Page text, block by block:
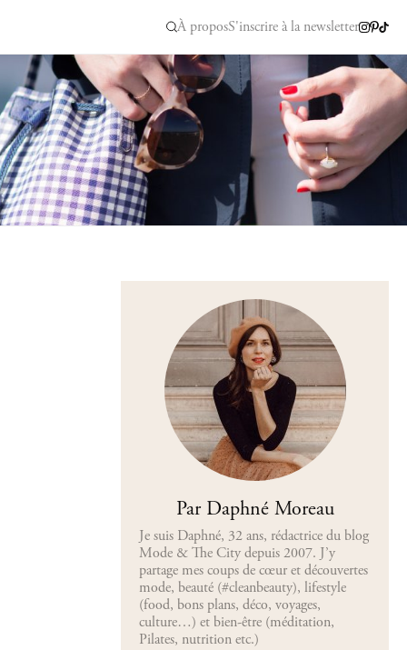
À proposS'inscrire à la newsletter
Par Daphné Moreau
Je suis Daphné, 32 ans, rédactrice du blog
Mode & The City depuis 2007. J’y
partage mes coups de cœur et découvertes
mode, beauté (#cleanbeauty), lifestyle
(food, bons plans, déco, voyages,
culture…) et bien-être (méditation,
Pilates, nutrition etc.)